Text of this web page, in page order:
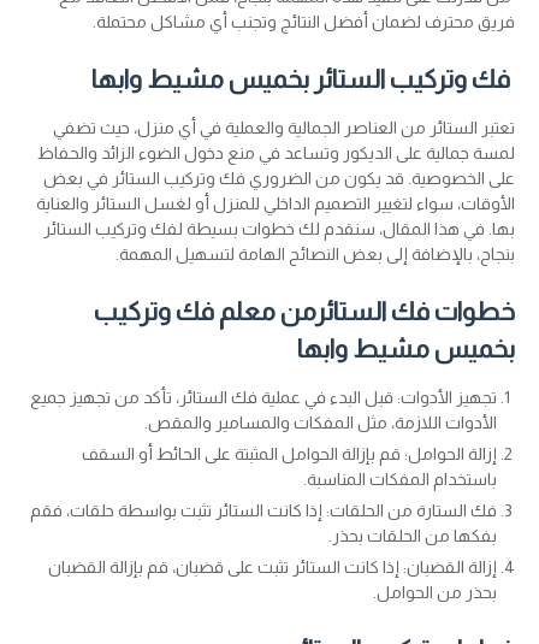
فريق محترف لضمان أفضل النتائج وتجنب أي مشاكل محتملة.
فك وتركيب الستائر بخميس مشيط وابها
تعتبر الستائر من العناصر الجمالية والعملية في أي منزل، حيث تضفي
لمسة جمالية على الديكور وتساعد في منع دخول الضوء الزائد والحفاظ
على الخصوصية. قد يكون من الضروري فك وتركيب الستائر في بعض
الأوقات، سواء لتغيير التصميم الداخلي للمنزل أو لغسل الستائر والعناية
بها. في هذا المقال، سنقدم لك خطوات بسيطة لفك وتركيب الستائر
بنجاح، بالإضافة إلى بعض النصائح الهامة لتسهيل المهمة.
خطوات فك الستائرمن معلم فك وتركيب
بخميس مشيط وابها
تجهيز الأدوات: قبل البدء في عملية فك الستائر، تأكد من تجهيز جميع
الأدوات اللازمة، مثل المفكات والمسامير والمقص.
إزالة الحوامل: قم بإزالة الحوامل المثبتة على الحائط أو السقف
باستخدام المفكات المناسبة.
فك الستارة من الحلقات: إذا كانت الستائر تثبت بواسطة حلقات، فقم
بفكها من الحلقات بحذر.
إزالة القضبان: إذا كانت الستائر تثبت على قضبان، قم بإزالة القضبان
بحذر من الحوامل.